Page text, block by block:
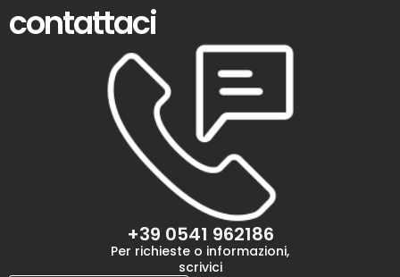
contattaci
+39 0541 962186
Per richieste o informazioni,
scrivici